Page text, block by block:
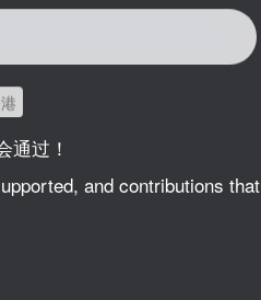
通过！
and contributions that